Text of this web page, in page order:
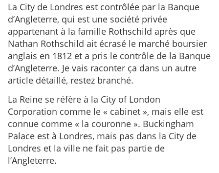
La City de Londres est contrôlée par la Banque
d’Angleterre, qui est une société privée
appartenant à la famille Rothschild après que
Nathan Rothschild ait écrasé le marché boursier
anglais en 1812 et a pris le contrôle de la Banque
d’Angleterre. Je vais raconter ça dans un autre
article détaillé, restez branché.
La Reine se réfère à la City of London
Corporation comme le « cabinet », mais elle est
connue comme « la couronne ». Buckingham
Palace est à Londres, mais pas dans la City de
Londres et la ville ne fait pas partie de
l’Angleterre.